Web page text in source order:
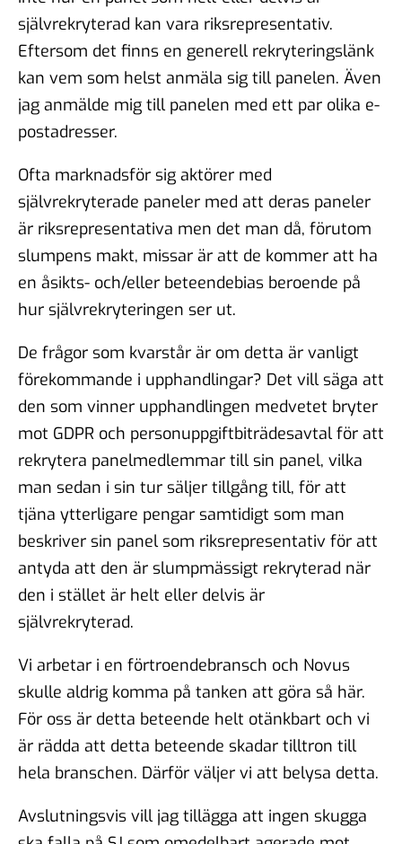
självrekryterad kan vara riksrepresentativ.
Eftersom det finns en generell rekryteringslänk
kan vem som helst anmäla sig till panelen. Även
jag anmälde mig till panelen med ett par olika e-
postadresser.
Ofta marknadsför sig aktörer med
självrekryterade paneler med att deras paneler
är riksrepresentativa men det man då, förutom
slumpens makt, missar är att de kommer att ha
en åsikts- och/eller beteendebias beroende på
hur självrekryteringen ser ut.
De frågor som kvarstår är om detta är vanligt
förekommande i upphandlingar? Det vill säga att
den som vinner upphandlingen medvetet bryter
mot GDPR och personuppgiftbiträdesavtal för att
rekrytera panelmedlemmar till sin panel, vilka
man sedan i sin tur säljer tillgång till, för att
tjäna ytterligare pengar samtidigt som man
beskriver sin panel som riksrepresentativ för att
antyda att den är slumpmässigt rekryterad när
den i stället är helt eller delvis är
självrekryterad.
Vi arbetar i en förtroendebransch och Novus
skulle aldrig komma på tanken att göra så här.
För oss är detta beteende helt otänkbart och vi
är rädda att detta beteende skadar tilltron till
hela branschen. Därför väljer vi att belysa detta.
Avslutningsvis vill jag tillägga att ingen skugga